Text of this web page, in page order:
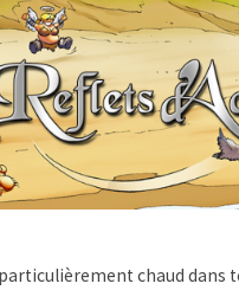
chaud dans